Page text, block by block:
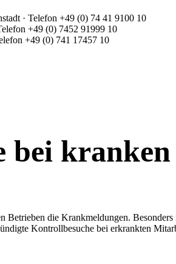
· Telefon +49 (0) 74 41 9100 10
+49 (0) 7452 91999 10
+49 (0) 741 17457 10
bei
Betrieben die Krankmeldungen.
Kontrollbesuche bei erkrankten